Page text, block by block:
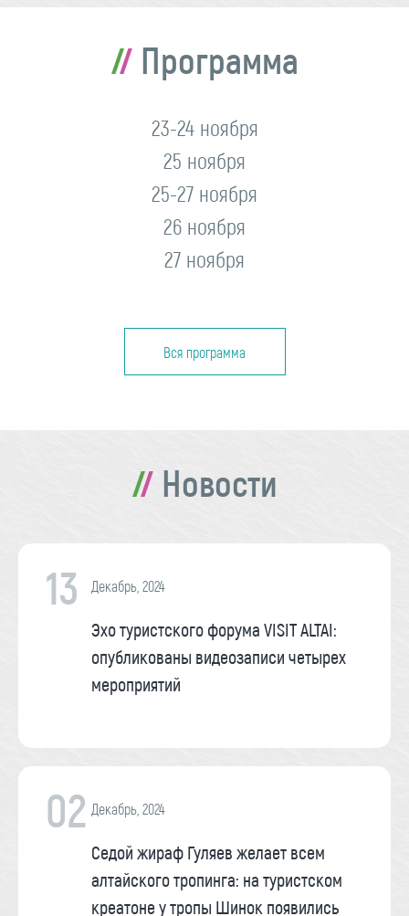
Программа
23-24 ноября
25 ноября
25-27 ноября
26 ноября
27 ноября
Вся программа
Новости
13 Декабрь, 2024
Эхо туристского форума VISIT ALTAI:
опубликованы видеозаписи четырех
мероприятий
02 Декабрь, 2024
Седой жираф Гуляев желает всем
алтайского тропинга: на туристском
креатоне у тропы Шинок появились